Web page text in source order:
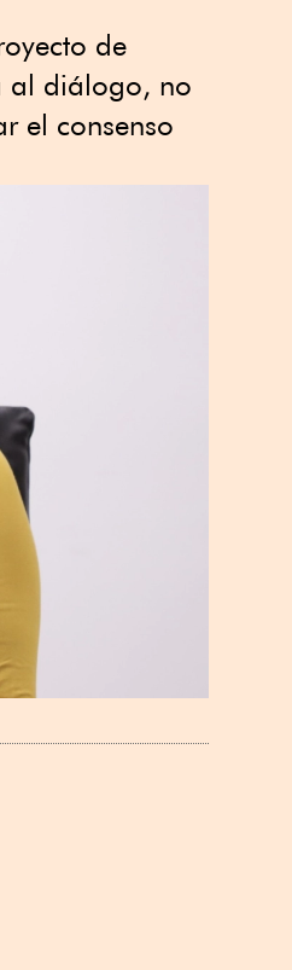
de
al diálogo, no
el consenso